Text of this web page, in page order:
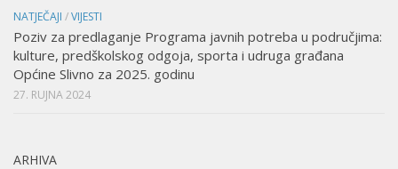
NATJEČAJI /VIJESTI
Poziv za predlaganje Programa javnih potreba u područjima:
kulture, predškolskog odgoja, sporta i udruga građana
Općine Slivno za 2025. godinu
27. RUJNA 2024
ARHIVA